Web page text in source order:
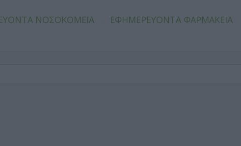
ΝΟΣΟΚΟΜΕΙΑ ΕΦΗΜΕΡΕΥΟΝΤΑ ΦΑΡΜΑΚΕΙΑ